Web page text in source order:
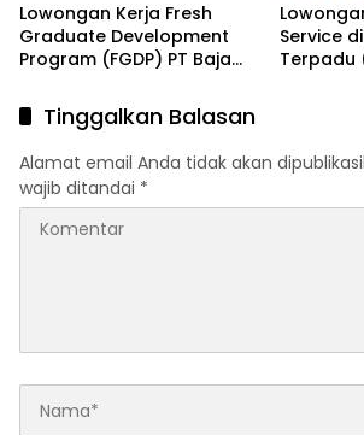
Lowongan Kerja Fresh
Graduate Development
Program (FGDP) PT Baja
2026
Service
Terpadu
Tinggalkan Balasan
Alamat email Anda tidak akan
wajib ditandai *